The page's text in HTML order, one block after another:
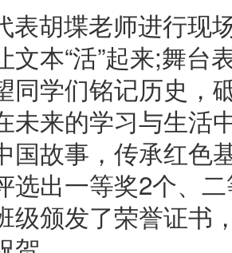
表胡堞老师进行现
文本“活”起来;舞台
同学们铭记历史，
未来的学习与生活
国故事，传承红色
选出一等奖2个、
级颁发了荣誉证书